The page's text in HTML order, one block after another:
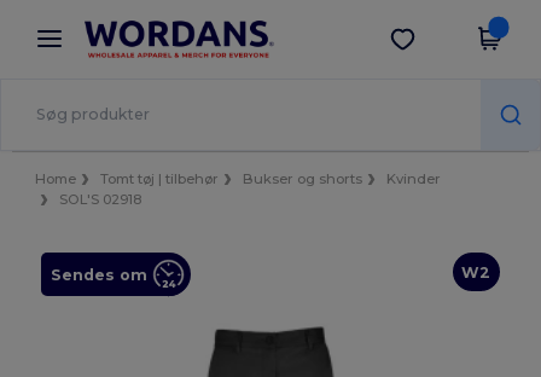
× Wordans-app
Bedre priser i appen!
Hent app
Home Tomt tøj | tilbehør Bukser og shorts
Kvinder
SOL'S 02918
W2
Sendes om